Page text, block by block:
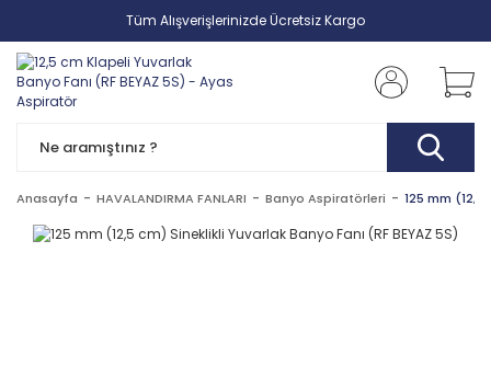
Tüm Alışverişlerinizde Ücretsiz Kargo
Anasayfa HAVALANDIRMA FANLARI Banyo Aspiratörleri 125 mm (12,5